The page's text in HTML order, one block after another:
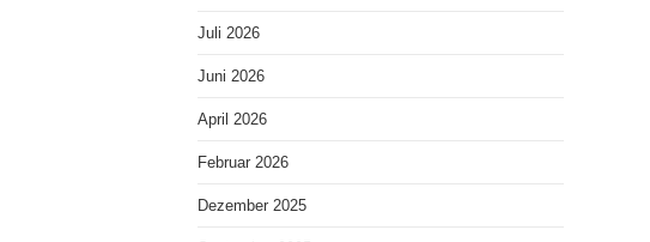
Juli 2026
Juni 2026
April 2026
Februar 2026
Dezember 2025